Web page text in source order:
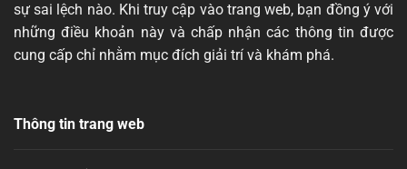
sự sai lệch nào. Khi truy cập vào trang web, bạn đồng ý với
những điều khoản này và chấp nhận các thông tin được
cung cấp chỉ nhằm mục đích giải trí và khám phá.
Thông tin trang web